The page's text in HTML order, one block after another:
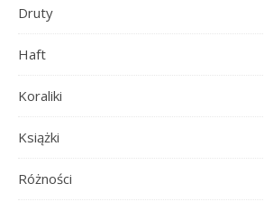
Druty
Haft
Koraliki
Książki
Różności